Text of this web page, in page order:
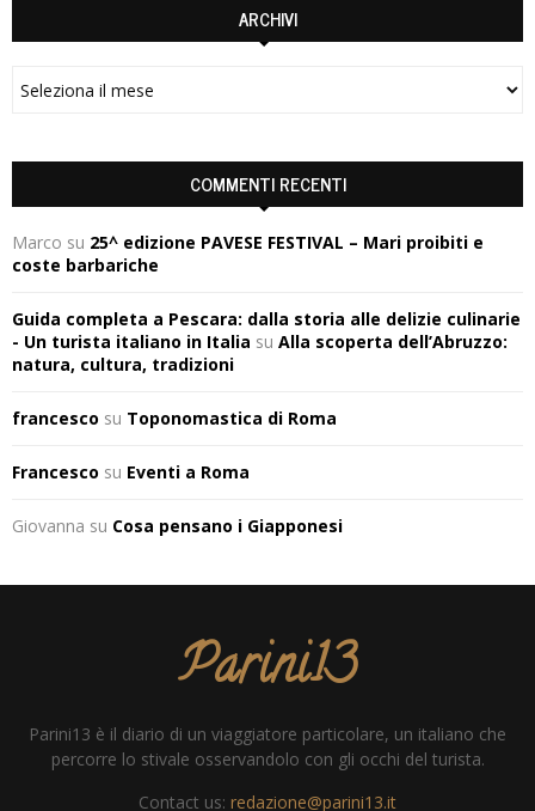
ARCHIVI
COMMENTI RECENTI
Marco su 25^ edizione PAVESE FESTIVAL – Mari proibiti e
coste barbariche
Guida completa a Pescara: dalla storia alle delizie culinarie
- Un turista italiano in Italia su Alla scoperta dell’Abruzzo:
natura, cultura, tradizioni
francesco su Toponomastica di Roma
Francesco su Eventi a Roma
Giovanna su Cosa pensano i Giapponesi
Parini13
Parini13 è il diario di un viaggiatore particolare, un italiano che
percorre lo stivale osservandolo con gli occhi del turista.
Contact us: redazione@parini13.it